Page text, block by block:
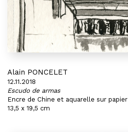
Alain PONCELET
12.11.2018
Escudo de armas
Encre de Chine et aquarelle sur papier
13,5 x 19,5 cm